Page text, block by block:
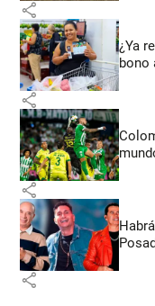
share
¿Ya
bono
share
share
share